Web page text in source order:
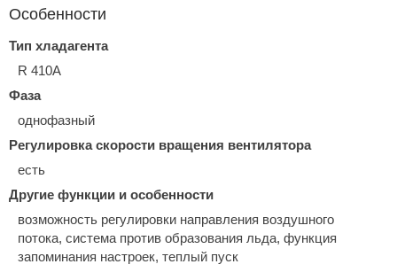
Особенности
Тип хладагента
R 410A
Фаза
однофазный
Регулировка скорости вращения вентилятора
есть
Другие функции и особенности
возможность регулировки направления воздушного
потока, система против образования льда, функция
запоминания настроек, теплый пуск